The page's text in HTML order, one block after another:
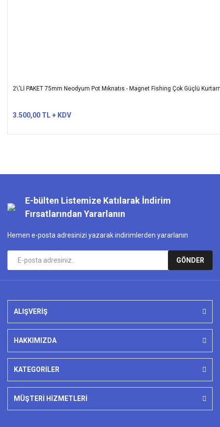
2\'Lİ PAKET 75mm Neodyum Pot Mıknatıs - Magnet Fishing Çok Güçlü
3.500,00 TL + KDV
E-bülten Listemize Katılarak İndirim
Fırsatlarından Yararlanın
Hemen e-posta adresinizi yazarak indirimlerden yararlanın
GÖNDER
ALIŞVERİŞ
HAKKIMIZDA
KATEGORİLER
MÜŞTERİ HİZMETLERİ